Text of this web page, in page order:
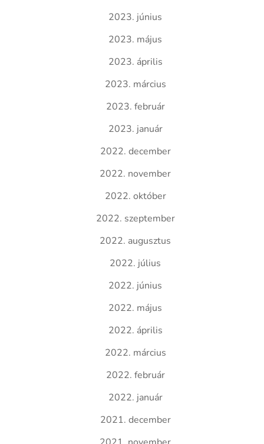
2023. június
2023. május
2023. április
2023. március
2023. február
2023. január
2022. december
2022. november
2022. október
2022. szeptember
2022. augusztus
2022. július
2022. június
2022. május
2022. április
2022. március
2022. február
2022. január
2021. december